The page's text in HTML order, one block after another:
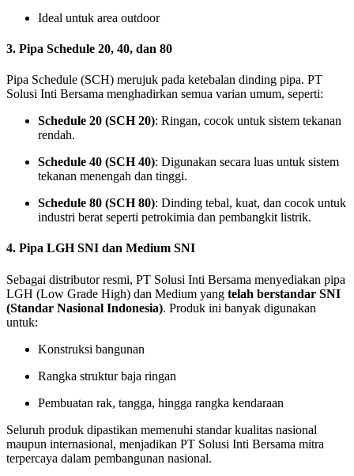
Ideal untuk area outdoor
3. Pipa Schedule 20, 40, dan 80
Pipa Schedule (SCH) merujuk pada ketebalan dinding pipa. PT
Solusi Inti Bersama menghadirkan semua varian umum, seperti:
Schedule 20 (SCH 20): Ringan, cocok untuk sistem tekanan
rendah.
Schedule 40 (SCH 40): Digunakan secara luas untuk sistem
tekanan menengah dan tinggi.
Schedule 80 (SCH 80): Dinding tebal, kuat, dan cocok untuk
industri berat seperti petrokimia dan pembangkit listrik.
4. Pipa LGH SNI dan Medium SNI
Sebagai distributor resmi, PT Solusi Inti Bersama menyediakan pipa
LGH (Low Grade High) dan Medium yang telah berstandar SNI
(Standar Nasional Indonesia). Produk ini banyak digunakan
untuk:
Konstruksi bangunan
Rangka struktur baja ringan
Pembuatan rak, tangga, hingga rangka kendaraan
Seluruh produk dipastikan memenuhi standar kualitas nasional
maupun internasional, menjadikan PT Solusi Inti Bersama mitra
terpercaya dalam pembangunan nasional.